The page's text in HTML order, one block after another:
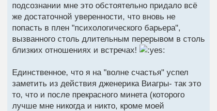
подсознании мне это обстоятельно придало всё
же достаточной уверенности, что вновь не
попасть в плен "психологического барьера",
вызванного столь длительным перерывом в столь
близких отношениях и встречах!
Единственное, что я на "волне счастья" успел
заметить из действия дженерика Виагры- так это
то, что и после прекрасного минета (которого
лучше мне никогда и никто, кроме моей